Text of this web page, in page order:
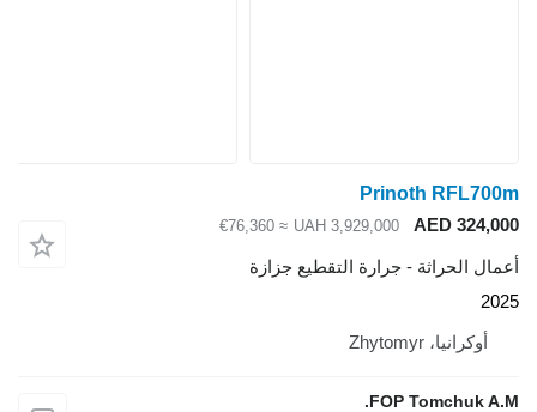
Prinoth RFL700m
AED 324,000
UAH 3,929,000
≈ €76,360
أعمال الحراثة - جرارة التقطيع جزازة
2025
أوكرانيا، Zhytomyr
FOP Tomchuk A.M.